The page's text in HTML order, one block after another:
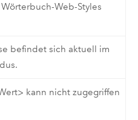
Web-Styles
befindet sich aktuell im
kann nicht zugegriffen